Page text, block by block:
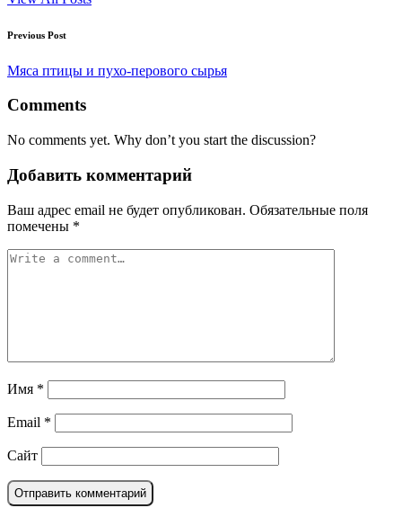
Post
navigation
Previous Post
Мяса птицы и пухо-перового сырья
Comments
No comments yet. Why don’t you start the discussion?
Добавить комментарий
Ваш адрес email не будет опубликован. Обязательные поля
помечены *
Имя *
Email *
Сайт